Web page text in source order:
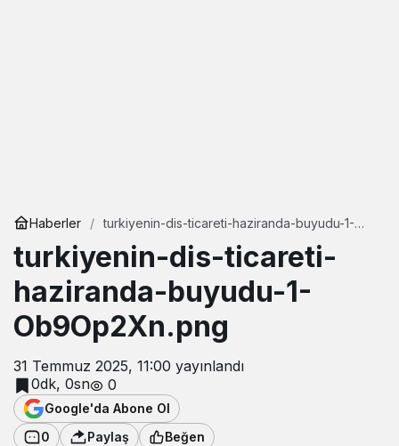
Haberler
turkiyenin-dis-ticareti-haziranda-buyudu-1-
turkiyenin-dis-ticareti-
haziranda-buyudu-1-
Ob9Op2Xn.png
31 Temmuz 2025, 11:00 yayınlandı
0dk, 0sn
0
Google'da Abone Ol
0
Paylaş Beğen